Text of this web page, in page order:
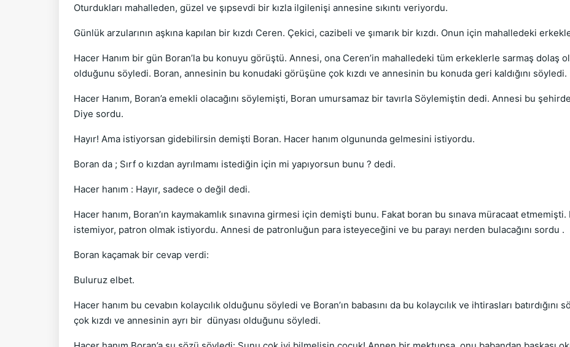
Oturdukları mahalleden, güzel ve şıpsevdi bir kızla ilgilenişi annesine sıkıntı veriyordu.
Günlük arzularının aşkına kapılan bir kızdı Ceren. Çekici, cazibeli ve şımarık bir kızdı. Onun için mahalledeki
Hacer Hanım bir gün Boran’la bu konuyu görüştü. Annesi, ona Ceren’in mahalledeki tüm erkeklerle sarmaş dolaş
olduğunu söyledi. Boran, annesinin bu konudaki görüşüne çok kızdı ve annesinin bu konuda geri kaldığını söyledi.
Hacer Hanım, Boran’a emekli olacağını söylemişti, Boran umursamaz bir tavırla Söylemiştin dedi. Annesi bu
Diye sordu.
Hayır! Ama istiyorsan gidebilirsin demişti Boran. Hacer hanım olgununda gelmesini istiyordu.
Boran da ; Sırf o kızdan ayrılmamı istediğin için mi yapıyorsun bunu ? dedi.
Hacer hanım : Hayır, sadece o değil dedi.
Hacer hanım, Boran’ın kaymakamlık sınavına girmesi için demişti bunu. Fakat boran bu sınava müracaat
istemiyor, patron olmak istiyordu. Annesi de patronluğun para isteyeceğini ve bu parayı nerden bulacağını sordu .
Boran kaçamak bir cevap verdi:
Buluruz elbet.
Hacer hanım bu cevabın kolaycılık olduğunu söyledi ve Boran’ın babasını da bu kolaycılık ve ihtirasları
çok kızdı ve annesinin ayrı bir dünyası olduğunu söyledi.